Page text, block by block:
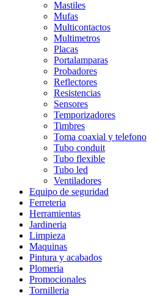
Mastiles
Mufas
Multicontactos
Multimetros
Placas
Portalamparas
Probadores
Reflectores
Resistencias
Sensores
Temporizadores
Timbres
Toma coaxial y telefono
Tubo conduit
Tubo flexible
Tubo led
Ventiladores
Equipo de seguridad
Ferreteria
Herramientas
Jardineria
Limpieza
Maquinas
Pintura y acabados
Plomeria
Promocionales
Tornilleria